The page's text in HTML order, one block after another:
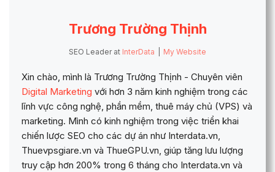
Trương Trường Thịnh
SEO Leader at InterData My Website
Xin chào, mình là Trương Trường Thịnh - Chuyên viên
Digital Marketing với hơn 3 năm kinh nghiệm trong các
lĩnh vực công nghệ, phần mềm, thuê máy chủ (VPS) và
marketing. Mình có kinh nghiệm trong việc triển khai
chiến lược SEO cho các dự án như Interdata.vn,
Thuevpsgiare.vn và ThueGPU.vn, giúp tăng lưu lượng
truy cập hơn 200% trong 6 tháng cho Interdata.vn và